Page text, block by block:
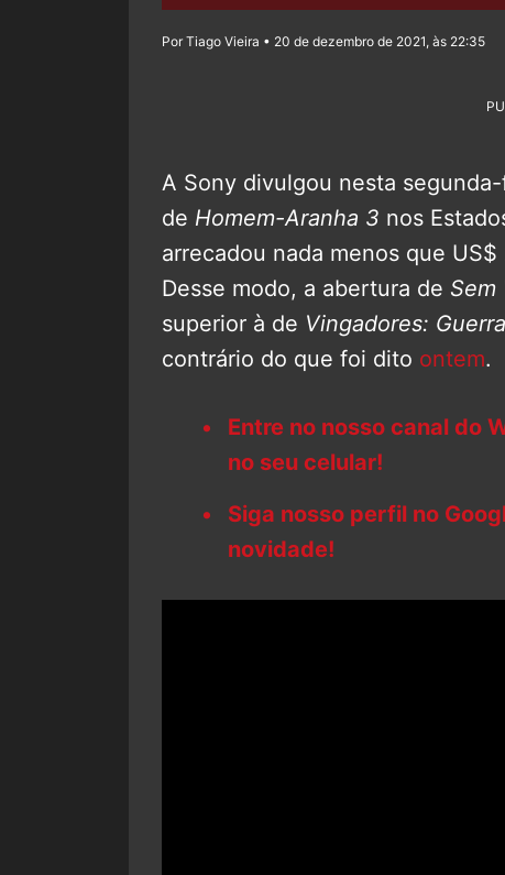
Por Tiago Vieira • 20 de dezembro de 2021, às 22:35
A Sony divulgou nesta
de Homem-Aranha 3 nos
arrecadou nada menos que
Desse modo, a abertura de Sem
superior à de Vingadores:
contrário do que foi dito ontem.
Entre no nosso canal do
no seu celular!
Siga nosso perfil no
novidade!